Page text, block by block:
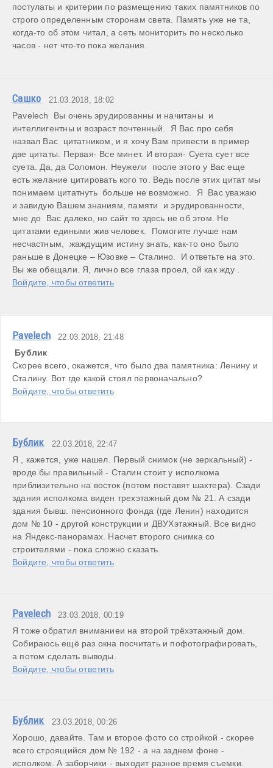
постулаты и критерии по размещению таких памятников по
строго определенным сторонам света. Память уже не та,
когда-то об этом читал, а сеть мониторить по несколько
часов - нет что-то пока желания.
Сашко 21.03.2018, 18:02
Pavelech  Вы очень эрудированны и начитаны  и
интеллигентны и возраст почтенный.  Я Вас про себя
назвал Вас  цитатником, и я хочу Вам привести в пример
две цитаты. Первая- Все минет. И вторая- Суета сует все
суета. Да, да Соломон. Неужели  после этого у Вас еще
есть желание цитировать кого то. Ведь после этих цитат мы
понимаем цитатнуть  больше не возможно.  Я  Вас уважаю
и завидую Вашем знаниям, памяти  и эрудированности,
мне до  Вас далеко, но сайт то здесь не об этом. Не
цитатами едиными жив человек.  Помогите лучше нам
несчастным,  жаждущим истину знать, как-то оно было
раньше в Донецке – Юзовке – Сталино.  И ответьте на это.
Вы же обещали. Я, лично все глаза проел, ой как жду .
Войдите, чтобы ответить
Pavelech 22.03.2018, 21:48
Бублик
Скорее всего, окажется, что было два памятника: Ленину и
Сталину. Вот где какой стоял первоначально?
Войдите, чтобы ответить
Бублик 22.03.2018, 22:47
Я , кажется, уже нашел. Первый снимок (не зеркальный) -
вроде бы правильный - Сталин стоит у исполкома
приблизительно на восток (потом поставят шахтера). Сзади
здания исполкома виден трехэтажный дом № 21. А сзади
здания бывш. пенсионного фонда (где Ленин) находится
дом № 10 - другой конструкции и ДВУХэтажный. Все видно
на Яндекс-панорамах. Насчет второго снимка со
строителями - пока сложно сказать.
Войдите, чтобы ответить
Pavelech 23.03.2018, 00:19
Я тоже обратил вниманиеи на второй трёхэтажный дом.
Собираюсь ещё раз окна посчитать и пофотографировать,
а потом сделать выводы.
Войдите, чтобы ответить
Бублик 23.03.2018, 00:26
Хорошо, давайте. Там и второе фото со стройкой - скорее
всего строящийся дом № 192 - а на заднем фоне -